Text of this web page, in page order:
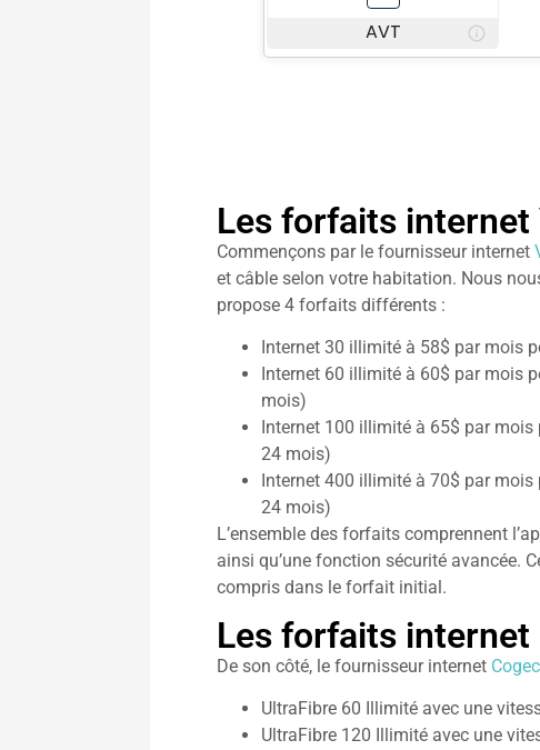
Les forfaits internet
Commençons par le fournisseur internet
et câble selon votre habitation. Nous
propose 4 forfaits différents :
Internet 30 illimité à 58$ par mois
Internet 60 illimité à 60$ par mois
mois)
Internet 100 illimité à 65$ par
24 mois)
Internet 400 illimité à 70$ par
24 mois)
L’ensemble des forfaits comprennent
ainsi qu’une fonction sécurité avancée.
compris dans le forfait initial.
Les forfaits internet
De son côté, le fournisseur internet
UltraFibre 60 Illimité avec une
UltraFibre 120 Illimité avec une